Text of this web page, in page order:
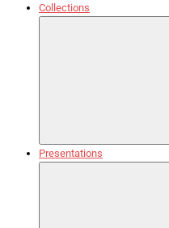
Collections
Presentations